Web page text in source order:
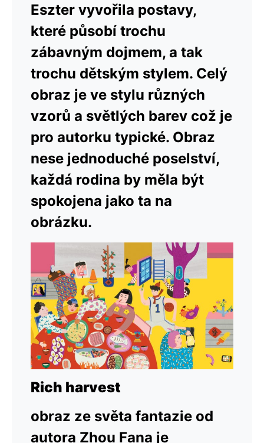
Eszter vyvořila postavy,
které působí trochu
zábavným dojmem, a tak
trochu dětským stylem. Celý
obraz je ve stylu různých
vzorů a světlých barev což je
pro autorku typické. Obraz
nese jednoduché poselství,
každá rodina by měla být
spokojena jako ta na
obrázku.
Rich harvest
obraz ze světa fantazie od
autora Zhou Fana je